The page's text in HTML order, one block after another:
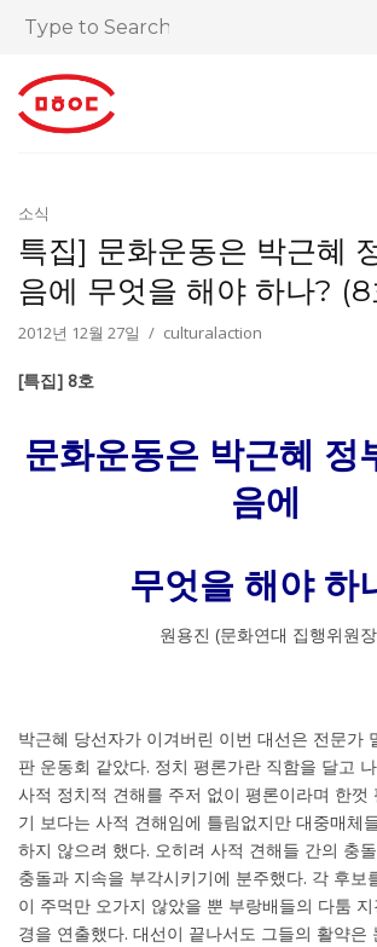
소식
특집] 문화운동은 박근혜
음에 무엇을 해야 하나? (8
2012년 12월 27일 culturalaction
[특집] 8호
문화운동은 박근혜 정
음에
무엇을 해야 하
원용진 (문화연대 집행위원
박근혜 당선자가 이겨버린 이번 대선은 전문가
판 운동회 같았다. 정치 평론가란 직함을 달고
사적 정치적 견해를 주저 없이 평론이라며 한껏
기 보다는 사적 견해임에 틀림없지만 대중매체
하지 않으려 했다. 오히려 사적 견해들 간의 충
충돌과 지속을 부각시키기에 분주했다. 각 후보
이 주먹만 오가지 않았을 뿐 부랑배들의 다툼
경을 연출했다. 대선이 끝나서도 그들의 활약은